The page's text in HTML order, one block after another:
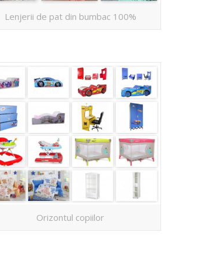
Lenjerii de pat din bumbac 100%
Orizontul copiilor